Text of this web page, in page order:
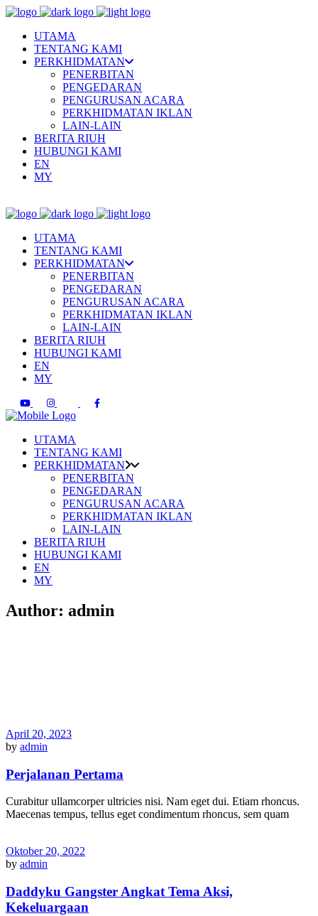
UTAMA
TENTANG KAMI
PERKHIDMATAN
PENERBITAN
PENGEDARAN
PENGURUSAN ACARA
PERKHIDMATAN IKLAN
LAIN-LAIN
BERITA RIUH
HUBUNGI KAMI
EN
MY
UTAMA
TENTANG KAMI
PERKHIDMATAN
PENERBITAN
PENGEDARAN
PENGURUSAN ACARA
PERKHIDMATAN IKLAN
LAIN-LAIN
BERITA RIUH
HUBUNGI KAMI
EN
MY
UTAMA
TENTANG KAMI
PERKHIDMATAN
PENERBITAN
PENGEDARAN
PENGURUSAN ACARA
PERKHIDMATAN IKLAN
LAIN-LAIN
BERITA RIUH
HUBUNGI KAMI
EN
MY
Author: admin
April 20, 2023
by admin
Perjalanan Pertama
Curabitur ullamcorper ultricies nisi. Nam eget dui. Etiam rhoncus.
Maecenas tempus, tellus eget condimentum rhoncus, sem quam
Oktober 20, 2022
by admin
Daddyku Gangster Angkat Tema Aksi,
Kekeluargaan